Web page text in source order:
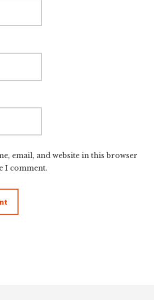
email, and website in this browser
I comment.